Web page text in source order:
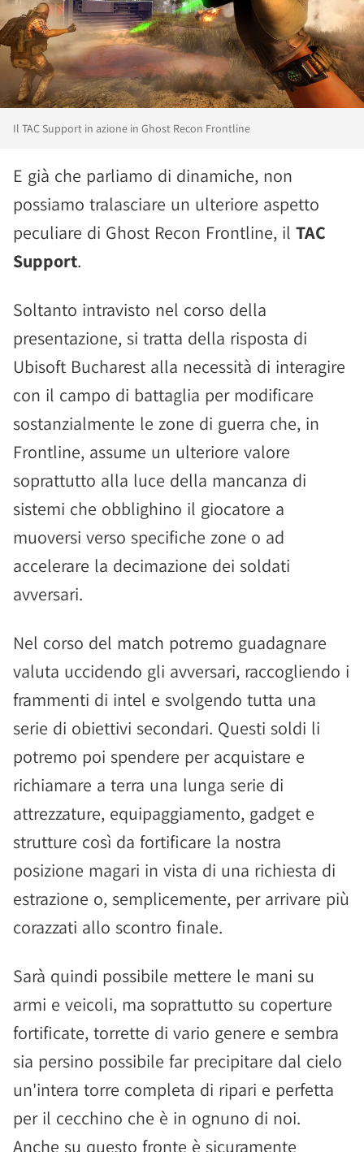
Il TAC Support in azione in Ghost Recon Frontline
E già che parliamo di dinamiche, non
possiamo tralasciare un ulteriore aspetto
peculiare di Ghost Recon Frontline, il TAC
Support.
Soltanto intravisto nel corso della
presentazione, si tratta della risposta di
Ubisoft Bucharest alla necessità di interagire
con il campo di battaglia per modificare
sostanzialmente le zone di guerra che, in
Frontline, assume un ulteriore valore
soprattutto alla luce della mancanza di
sistemi che obblighino il giocatore a
muoversi verso specifiche zone o ad
accelerare la decimazione dei soldati
avversari.
Nel corso del match potremo guadagnare
valuta uccidendo gli avversari, raccogliendo i
frammenti di intel e svolgendo tutta una
serie di obiettivi secondari. Questi soldi li
potremo poi spendere per acquistare e
richiamare a terra una lunga serie di
attrezzature, equipaggiamento, gadget e
strutture così da fortificare la nostra
posizione magari in vista di una richiesta di
estrazione o, semplicemente, per arrivare più
corazzati allo scontro finale.
Sarà quindi possibile mettere le mani su
armi e veicoli, ma soprattutto su coperture
fortificate, torrette di vario genere e sembra
sia persino possibile far precipitare dal cielo
un'intera torre completa di ripari e perfetta
per il cecchino che è in ognuno di noi.
Anche su questo fronte è sicuramente